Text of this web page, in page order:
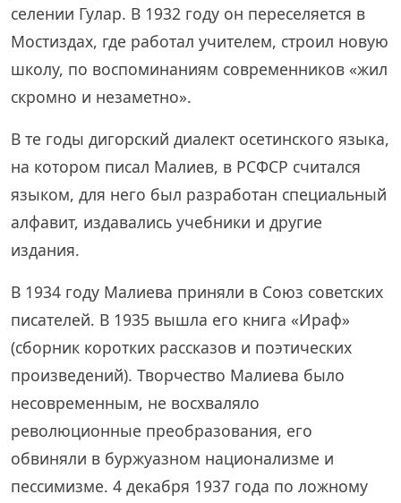
селении Гулар. В 1932 году он переселяется в
Мостиздах, где работал учителем, строил новую
школу, по воспоминаниям современников «жил
скромно и незаметно».
В те годы дигорский диалект осетинского языка,
на котором писал Малиев, в РСФСР считался
языком, для него был разработан специальный
алфавит, издавались учебники и другие
издания.
В 1934 году Малиева приняли в Союз советских
писателей. В 1935 вышла его книга «Ираф»
(сборник коротких рассказов и поэтических
произведений). Творчество Малиева было
несовременным, не восхваляло
революционные преобразования, его
обвиняли в буржуазном национализме и
пессимизме. 4 декабря 1937 года по ложному